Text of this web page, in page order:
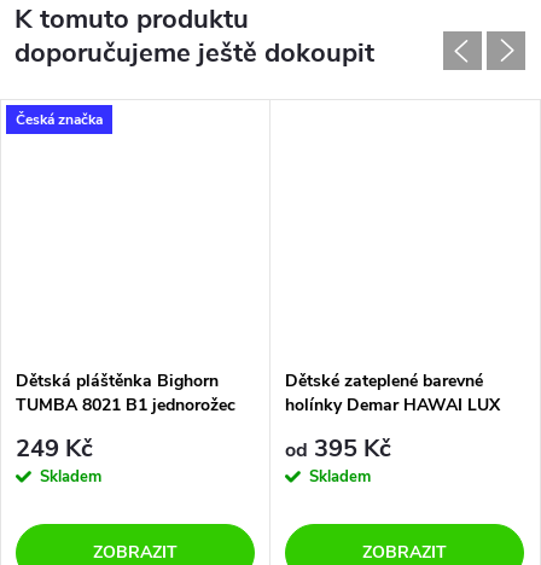
K tomuto produktu
doporučujeme ještě dokoupit
Česká značka
Dětská pláštěnka Bighorn
TUMBA 8021 B1 jednorožec
249 Kč
Skladem
ZOBRAZIT
Dětské zateplené barevné
holínky Demar HAWAI LUX
od 395 Kč
Skladem
ZOBRAZIT